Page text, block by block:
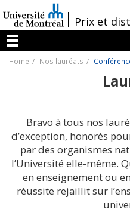
au
contenu
/Prix et
Menu
Home Nos lauréats
Bravo à tous nos
d’exception, honorés
par des organismes
l’Université elle-même.
en enseignement ou
réussite rejaillit sur